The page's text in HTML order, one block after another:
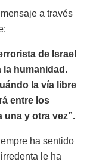
a través
de Israel
la humanidad.
la vía libre
entre los
una y otra vez”.
ha sentido
le ha